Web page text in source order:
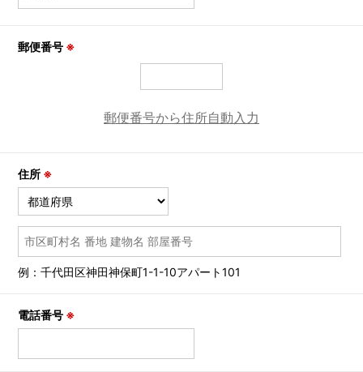
郵便番号 ※
郵便番号から住所自動入力
住所 ※
例：千代田区神田神保町1-1-10アパート101
電話番号 ※